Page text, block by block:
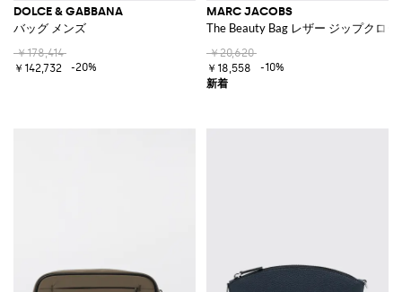
DOLCE & GABBANA
バッグ メンズ
￥178,414
￥142,732
-20%
MARC JACOBS
The Beauty Bag レザー ジップクロ
￥20,620
￥18,558
-10%